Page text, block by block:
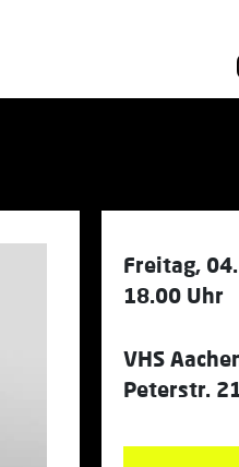
Freitag,
18.00 Uhr
VHS
Peterstr.